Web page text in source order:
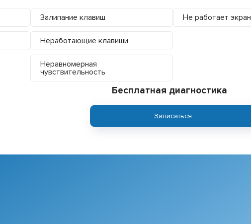
Залипание клавиш
Неработающие клавиши
Неравномерная
чувствительность
Не работает экран
Бесплатная диагностика
Записаться